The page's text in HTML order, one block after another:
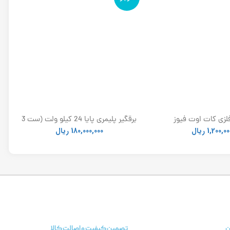
کات اوت فیوز
ریال
برقگیر پلیمری پایا 24 کیلو ولت (ست 3
عددی)
180,000,000 ریال